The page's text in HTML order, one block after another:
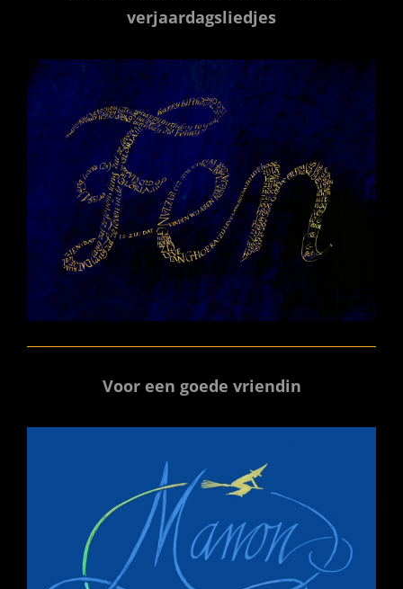
verjaardagsliedjes
Voor een goede vriendin